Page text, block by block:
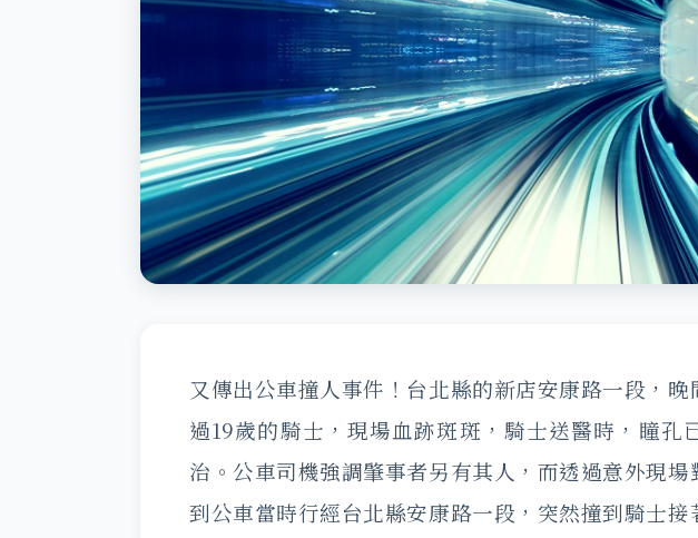
又傳出公車撞人事件！台北縣的新店安康路一段，
過19歲的騎士，現場血跡斑斑，騎士送醫時，瞳孔
治。公車司機強調肇事者另有其人，而透過意外現
到公車當時行經台北縣安康路一段，突然撞到騎士